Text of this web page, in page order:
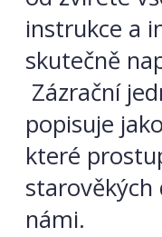
instrukce a
skutečně
Zázrační
popisuje
které
starověkých
námi.